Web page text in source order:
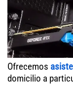
Ofrecemos
domicilio a